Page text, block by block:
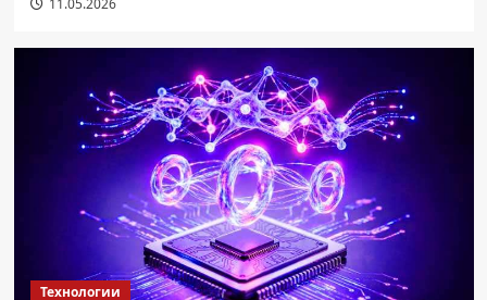
11.05.2026
Технологии